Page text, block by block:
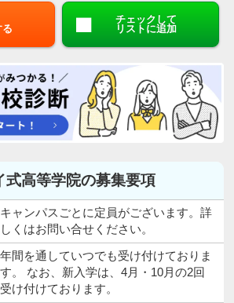
る
チェックして
リストに追加
式高等学院の募集要項
キャンパスごとに定員がございます。詳
しくはお問い合せください。
年間を通していつでも受け付けておりま
す。 なお、新入学は、4月・10月の2回
受け付けております。